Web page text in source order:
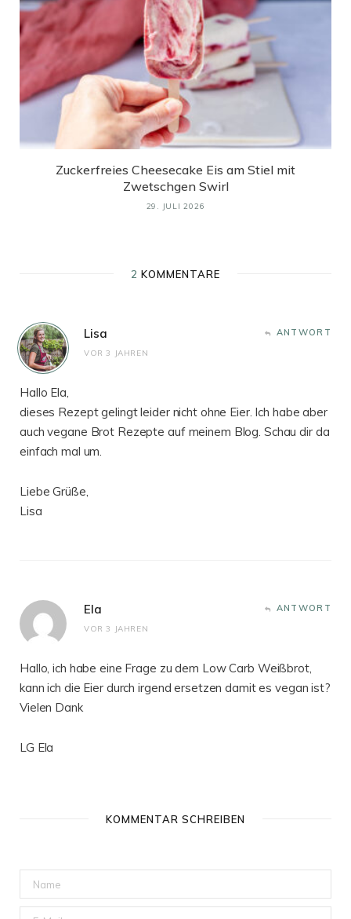
Zuckerfreies Cheesecake Eis am Stiel mit
Zwetschgen Swirl
29. JULI 2026
2 KOMMENTARE
Lisa
VOR 3 JAHREN
ANTWORT
Hallo Ela,
dieses Rezept gelingt leider nicht ohne Eier. Ich habe aber
auch vegane Brot Rezepte auf meinem Blog. Schau dir da
einfach mal um.
Liebe Grüße,
Lisa
Ela
VOR 3 JAHREN
ANTWORT
Hallo, ich habe eine Frage zu dem Low Carb Weißbrot,
kann ich die Eier durch irgend ersetzen damit es vegan ist?
Vielen Dank
LG Ela
KOMMENTAR SCHREIBEN